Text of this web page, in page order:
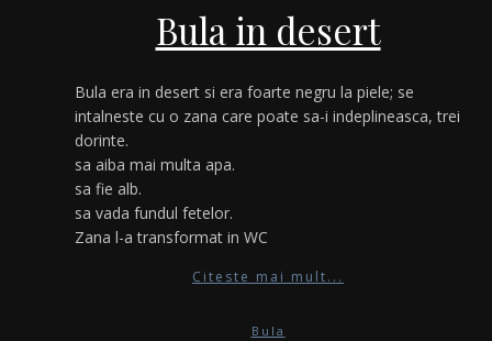
Bula in desert
Bula era in desert si era foarte negru la piele; se
intalneste cu o zana care poate sa-i indeplineasca, trei
dorinte.
sa aiba mai multa apa.
sa fie alb.
sa vada fundul fetelor.
Zana l-a transformat in WC
Citeste mai mult...
Bula